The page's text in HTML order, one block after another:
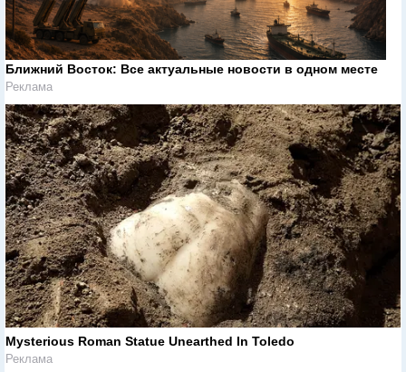
Ближний Восток: Все актуальные новости в одном месте
Реклама
Mysterious Roman Statue Unearthed In Toledo
Реклама